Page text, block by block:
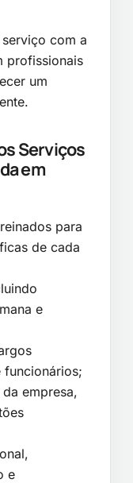
com a
profissionais
um
Serviços
em
para
de cada
e
funcionários;
empresa,
e